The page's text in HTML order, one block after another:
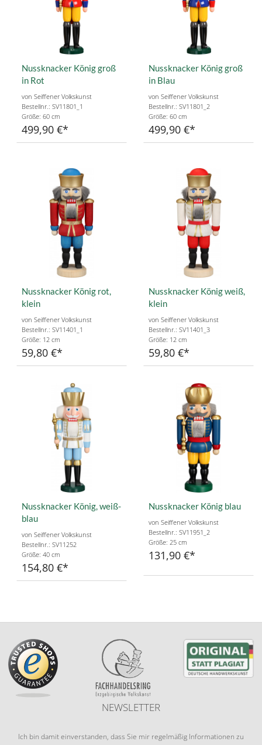
Nussknacker König groß
in Rot
von Seiffener Volkskunst
Bestellnr.: SV11801_1
Größe: 60 cm
499,90 €
Nussknacker König groß
in Blau
von Seiffener Volkskunst
Bestellnr.: SV11801_2
Größe: 60 cm
499,90 €
Nussknacker König rot,
klein
von Seiffener Volkskunst
Bestellnr.: SV11401_1
Größe: 12 cm
59,80 €
Nussknacker König weiß,
klein
von Seiffener Volkskunst
Bestellnr.: SV11401_3
Größe: 12 cm
59,80 €
Nussknacker König, weiß-
blau
von Seiffener Volkskunst
Bestellnr.: SV11252
Größe: 40 cm
154,80 €
Nussknacker König blau
von Seiffener Volkskunst
Bestellnr.: SV11951_2
Größe: 25 cm
131,90 €
NEWSLETTER
Ich bin damit einverstanden, dass Sie mir regelmäßig Informationen zu